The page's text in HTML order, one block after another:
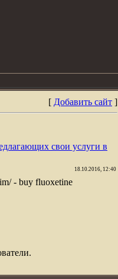
[ Добавить сайт ]
свои услуги в
18.10.2016, 12:40
- buy fluoxetine